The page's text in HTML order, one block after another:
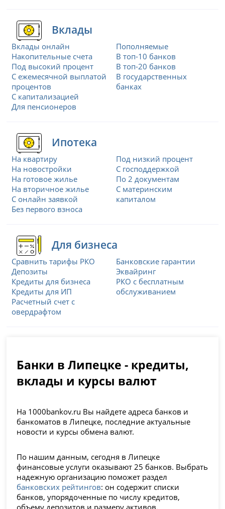
Вклады
Вклады онлайн
Накопительные счета
Под высокий процент
С ежемесячной выплатой
процентов
С капитализацией
Для пенсионеров
Пополняемые
В топ-10 банков
В топ-20 банков
В государственных
банках
Ипотека
На квартиру
На новостройки
На готовое жилье
На вторичное жилье
С онлайн заявкой
Без первого взноса
Под низкий процент
С господдержкой
По 2 документам
С материнским
капиталом
Для бизнеса
Сравнить тарифы РКО
Депозиты
Кредиты для бизнеса
Кредиты для ИП
Расчетный счет с
овердрафтом
Банковские гарантии
Эквайринг
РКО с бесплатным
обслуживанием
Банки в Липецке - кредиты,
вклады и курсы валют
На 1000bankov.ru Вы найдете адреса банков и
банкоматов в Липецке, последние актуальные
новости и курсы обмена валют.
По нашим данным, сегодня в Липецке
финансовые услуги оказывают 25 банков. Выбрать
надежную организацию поможет раздел
банковских рейтингов: он содержит списки
банков, упорядоченные по числу кредитов,